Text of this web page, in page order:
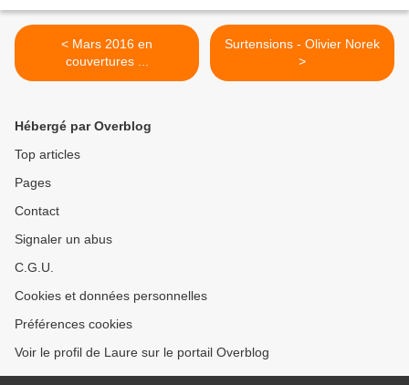
< Mars 2016 en
couvertures ...
Surtensions - Olivier Norek
>
Hébergé par Overblog
Top articles
Pages
Contact
Signaler un abus
C.G.U.
Cookies et données personnelles
Préférences cookies
Voir le profil de Laure sur le portail Overblog